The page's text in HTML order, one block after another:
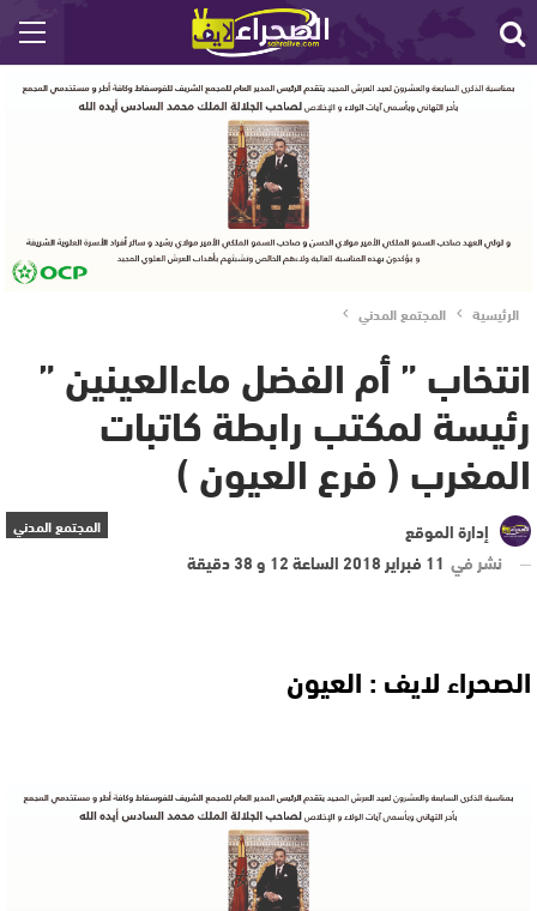
الرئيسية المجتمع المدني
انتخاب ” أم الفضل ماءالعينين ”
رئيسة لمكتب رابطة كاتبات
المغرب ( فرع العيون )
المجتمع المدني
إدارة الموقع
نشر في 11 فبراير 2018 الساعة 12 و 38 دقيقة
الصحراء لايف : العيون